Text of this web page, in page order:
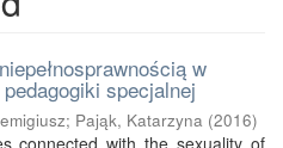
w
specjalnej
; Pająk, Katarzyna (2016)
connected with the sexuality of